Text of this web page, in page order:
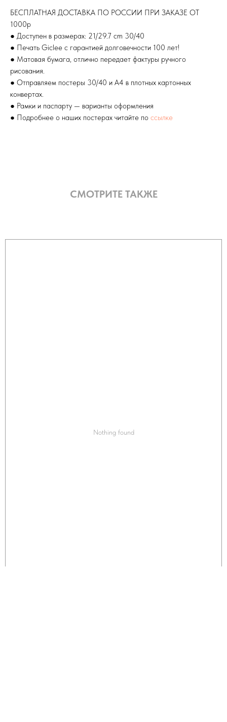
БЕСПЛАТНАЯ ДОСТАВКА ПО РОССИИ ПРИ ЗАКАЗЕ ОТ
1000р
● Доступен в размерах: 21/29.7 cm 30/40
● Печать Giclee с гарантией долговечности 100 лет!
● Матовая бумага, отлично передает фактуры ручного
рисования.
● Отправляем постеры 30/40 и А4 в плотных картонных
конвертах.
● Рамки и паспарту — варианты оформления
● Подробнее о наших постерах читайте по ссылке
СМОТРИТЕ ТАКЖЕ
Nothing found